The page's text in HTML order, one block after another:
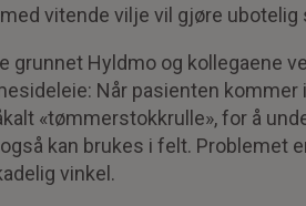
vitende vilje vil gjøre ubotelig
grunnet Hyldmo og kollegaene
Når pasienten kommer
«tømmerstokkrulle», for å
kan brukes i felt. Problemet
vinkel.